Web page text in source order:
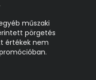
műszaki
pörgetés
értékek nem